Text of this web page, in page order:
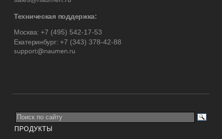
Техническая поддержка:
Москва: +7 (495) 542-17-53
Екатеринбург:+7 (343) 378-42-88
ПРОДУКТЫ